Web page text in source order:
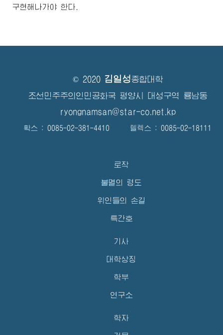
구현해나가야 한다.
© 2020 김일성종합대학
조선민주주의인민공화국 평양시 대성구역 룡남동
ryongnamsan@star-co.net.kp
확스 : 0085-02-381-4410 텔렉스 : 0085-02-18111
로작
불멸의 령도
위인들의 손길
특간호
기사
대학상징
학부
연구소
학자